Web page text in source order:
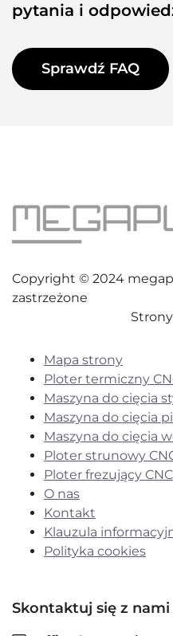
pytania i
Sprawdź FAQ
Copyright © 2024
zastrzeżone
Mapa strony
Ploter termiczny
Maszyna do cięcia
Maszyna do cięcia
Maszyna do cięcia
Ploter strunowy
Ploter frezujący CNC
O nas
Kontakt
Klauzula
Polityka cookies
Skontaktuj się z nami